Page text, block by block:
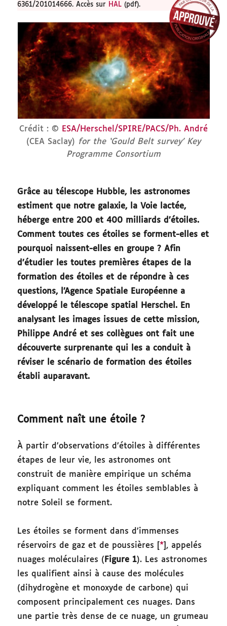
6361/201014666. Accès sur HAL (pdf).
Crédit : © ESA/Herschel/SPIRE/PACS/Ph. André
(CEA Saclay) for the ‘Gould Belt survey’ Key
Programme Consortium
Grâce au télescope Hubble, les astronomes
estiment que notre galaxie, la Voie lactée,
héberge entre 200 et 400 milliards d’étoiles.
Comment toutes ces étoiles se forment-elles et
pourquoi naissent-elles en groupe ? Afin
d’étudier les toutes premières étapes de la
formation des étoiles et de répondre à ces
questions, l’Agence Spatiale Européenne a
développé le télescope spatial Herschel. En
analysant les images issues de cette mission,
Philippe André et ses collègues ont fait une
découverte surprenante qui les a conduit à
réviser le scénario de formation des étoiles
établi auparavant.
Comment naît une étoile ?
À partir d’observations d’étoiles à différentes
étapes de leur vie, les astronomes ont
construit de manière empirique un schéma
expliquant comment les étoiles semblables à
notre Soleil se forment.
Les étoiles se forment dans d’immenses
réservoirs de gaz et de poussières [ * ], appelés
nuages moléculaires (Figure 1). Les astronomes
les qualifient ainsi à cause des molécules
(dihydrogène et monoxyde de carbone) qui
composent principalement ces nuages. Dans
une partie très dense de ce nuage, un grumeau